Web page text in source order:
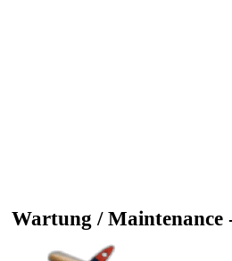
Wartung / Maintenance